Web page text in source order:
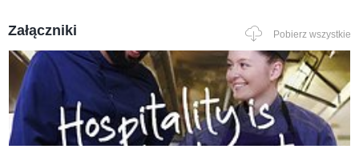
Załączniki Pobierz wszystkie